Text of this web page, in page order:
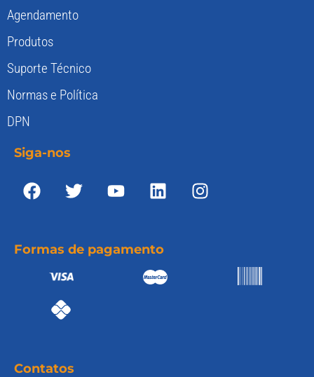
Agendamento
Produtos
Suporte Técnico
Normas e Política
DPN
Siga-nos
Formas de pagamento
Contatos